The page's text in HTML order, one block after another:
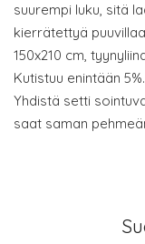
suurempi luku, sitä
kierrätettyä
150x210 cm,
Kutistuu enintään
Yhdistä setti
saat saman